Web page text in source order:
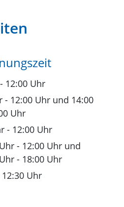
- 12:00 Uhr
- 12:00 Uhr und 14:00
Uhr
- 12:00 Uhr
- 12:00 Uhr und
- 18:00 Uhr
12:30 Uhr